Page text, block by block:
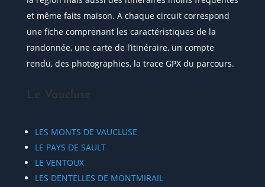
et même faits maison. A chaque circuit correspond
une fiche comprenant les caractéristiques de la
randonnée, une carte de l’itinéraire, un compte
rendu, des photographies, la trace GPX du parcours.
Le Vaucluse
LES MONTS DE VAUCLUSE
LE PAYS DE SAULT
LE VENTOUX
LES DENTELLES DE MONTMIRAIL